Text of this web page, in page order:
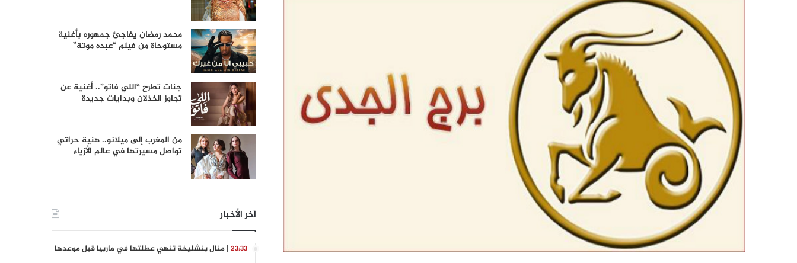
محمد رمضان يفاجئ جمهوره بأغنية
مستوحاة من فيلم “عبده موتة”
جنات تطرح “اللي فاتو”.. أغنية عن
تجاوز الخذلان وبدايات جديدة
من المغرب إلى ميلانو.. هنية حراتي
تواصل مسيرتها في عالم الأزياء
آخر الأخبار
23:33 | منال بنشليخة تنهي عطلتها في ماربيا قبل موعدها